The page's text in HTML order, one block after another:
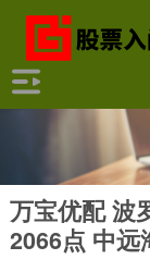
万宝优配 波
2066点 中远